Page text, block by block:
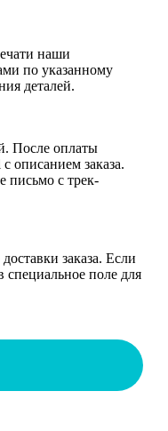
наши
по указанному
деталей.
После оплаты
описанием заказа.
письмо с трек-
заказа. Если
специальное поле для